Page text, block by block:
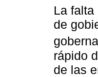
La
de
rápido
de las